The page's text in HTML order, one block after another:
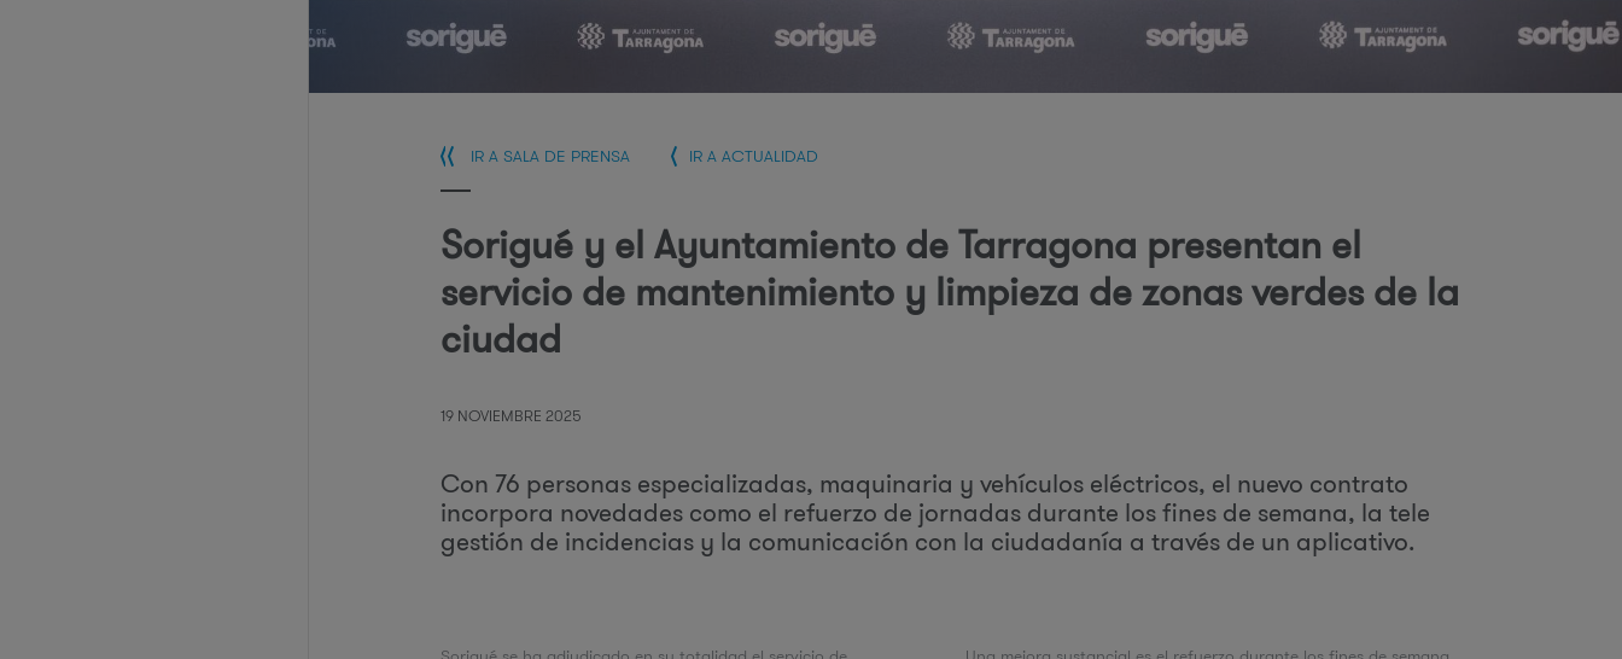
r
i
e
q
IR A SALA DE PRENSA IR A ACTUALIDAD
Sorigué y el Ayuntamiento de Tarragona presentan el
servicio de mantenimiento y limpieza de zonas verdes de la
ciudad
19 NOVIEMBRE 2025
Con 76 personas especializadas, maquinaria y vehículos eléctricos, el nuevo contrato
incorpora novedades como el refuerzo de jornadas durante los fines de semana, la tele
gestión de incidencias y la comunicación con la ciudadanía a través de un aplicativo.